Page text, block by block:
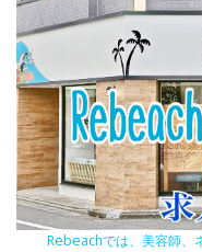
Rebeachでは、美容師、